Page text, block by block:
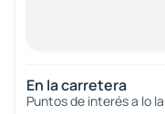
En la carretera
Puntos de interés a lo